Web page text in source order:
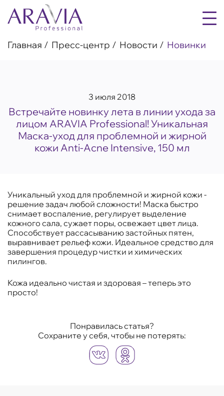
Главная Пресс-центр Новости Новинки
3 июля 2018
Встречайте новинку лета в линии ухода за
лицом ARAVIA Professional! Уникальная
Маска-уход для проблемной и жирной
кожи Anti-Acne Intensive, 150 мл
Уникальный уход для проблемной и жирной кожи -
решение задач любой сложности! Маска быстро
снимает воспаление, регулирует выделение
кожного сала, сужает поры, освежает цвет лица.
Способствует рассасыванию застойных пятен,
выравнивает рельеф кожи. Идеальное средство для
завершения процедур чистки и химических
пилингов.
Кожа идеально чистая и здоровая – теперь это
просто!
Понравилась статья?
Сохраните у себя, чтобы не потерять: